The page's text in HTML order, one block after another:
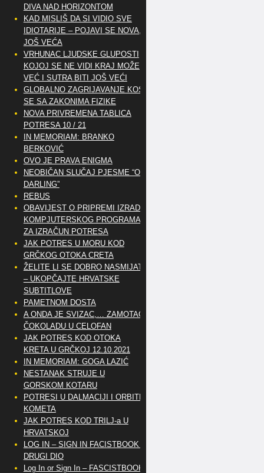
DIVA NAD HORIZONTOM
KAD MISLIŠ DA SI VIDIO SVE
IDIOTARIJE – POJAVI SE NOVA,..
JOŠ VEĆA
VRHUNAC LJUDSKE GLUPOSTI
KOJOJ SE NE VIDI KRAJ MOŽE
VEĆ I SUTRA BITI JOŠ VEĆI
GLOBALNO ZAGRIJAVANJE KOSI
SE SA ZAKONIMA FIZIKE
NOVA PRIVREMENA TABLICA
POTRESA 10 / 21
IN MEMORIAM: BRANKO
BERKOVIĆ
OVO JE PRAVA ENIGMA
NEOBIČAN SLUČAJ PJESME “OH
DARLING”
REBUS
OBAVIJEST O PRIPREMI IZRADE
KOMPJUTERSKOG PROGRAMA
ZA IZRAČUN POTRESA
JAK POTRES U MORU KOD
GRČKOG OTOKA CRETA
ŽELITE LI SE DOBRO NASMIJATI
– UKOPČAJTE HRVATSKE
SUBTITLOVE
PAMETNOM DOSTA
A ONDA JE SVIZAC,… ZAMOTAO
ČOKOLADU U CELOFAN
JAK POTRES KOD OTOKA
KRETA U GRČKOJ 12.10.2021
IN MEMORIAM: GOGA LAZIĆ
NESTANAK STRUJE U
GORSKOM KOTARU
POTRESI U DALMACIJI I ORBITE
KOMETA
JAK POTRES KOD TRILJ-a U
HRVATSKOJ
LOG IN – SIGN IN FACISTBOOK –
DRUGI DIO
Log In or Sign In – FASCISTBOOK